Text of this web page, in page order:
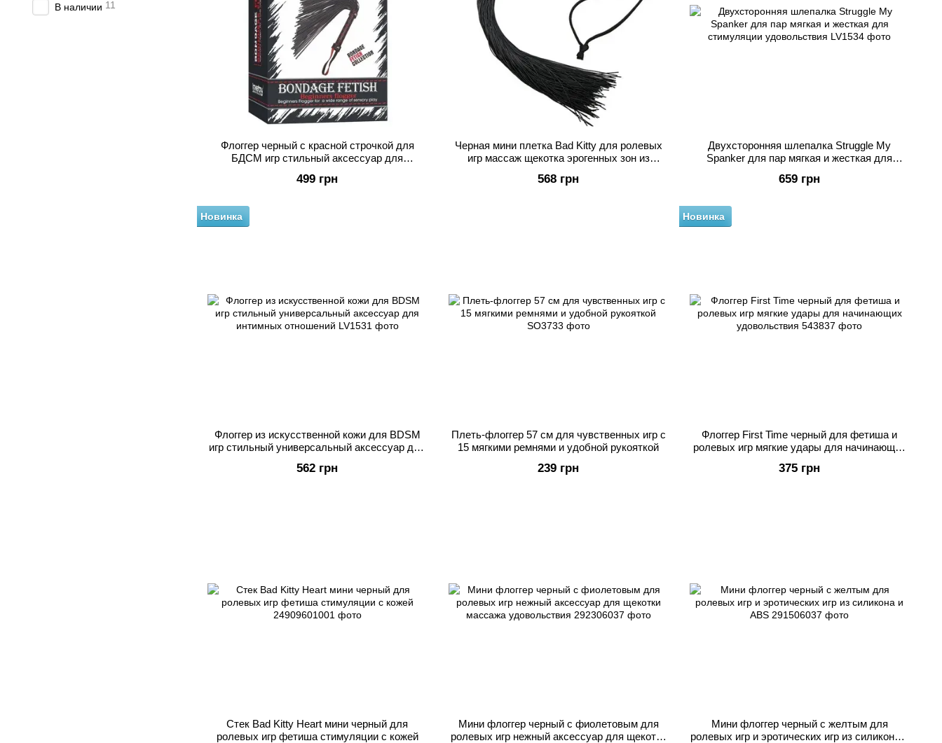
Флоггер черный с красной строчкой для
БДСМ игр стильный аксессуар для
499 грн
Черная мини плетка Bad Kitty для ролевых
игр массаж щекотка эрогенных зон из
568 грн
Двухсторонняя шлепалка Struggle My
Spanker для пар мягкая и жесткая для
659 грн
Новинка
Флоггер из искусственной кожи для BDSM
игр стильный универсальный аксессуар для
562 грн
Плеть-флоггер 57 см для чувственных игр с
15 мягкими ремнями и удобной рукояткой
239 грн
Новинка
Флоггер First Time черный для фетиша и
ролевых игр мягкие удары для начинающих
375 грн
Стек Bad Kitty Heart мини черный для
ролевых игр фетиша стимуляции с кожей
Мини флоггер черный с фиолетовым для
ролевых игр нежный аксессуар для щекотки
Мини флоггер черный с желтым для
ролевых игр и эротических игр из силикона и
В наличии 11